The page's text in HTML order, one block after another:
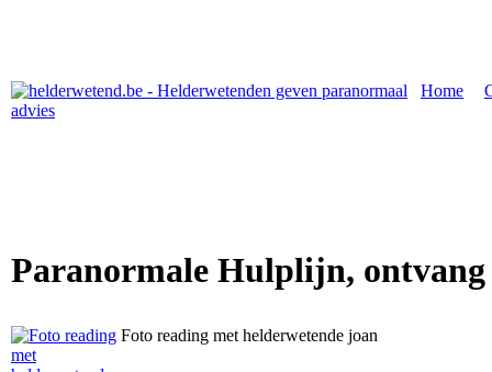
Home
Paranormale Hulplijn,
Foto reading met helderwetende joan